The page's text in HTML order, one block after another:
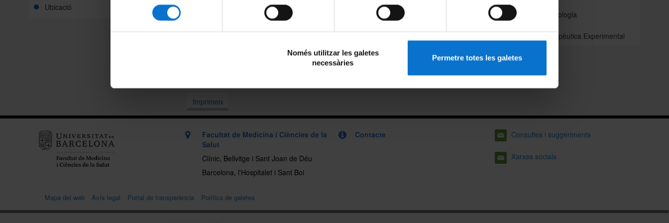
consentiment
Només utilitzar les galetes
necessàries
Permetre totes les galetes
Ubicació
Per a més informació sobre el programa de la 24a edició de la Setmana de la Ciència,
podeu accedir al seuweb.
Imprimeix
Odontoestomatologia
Patologia i Terapèutica Experimental
Facultat de Medicina i Ciències de la
Salut
Clínic, Bellvitge i Sant Joan de Déu
Barcelona, l'Hospitalet i Sant Boi
Contacte Consultes i suggeriments
Xarxes socials
Mapa del web Avís legal Portal de transparència Política de galetes